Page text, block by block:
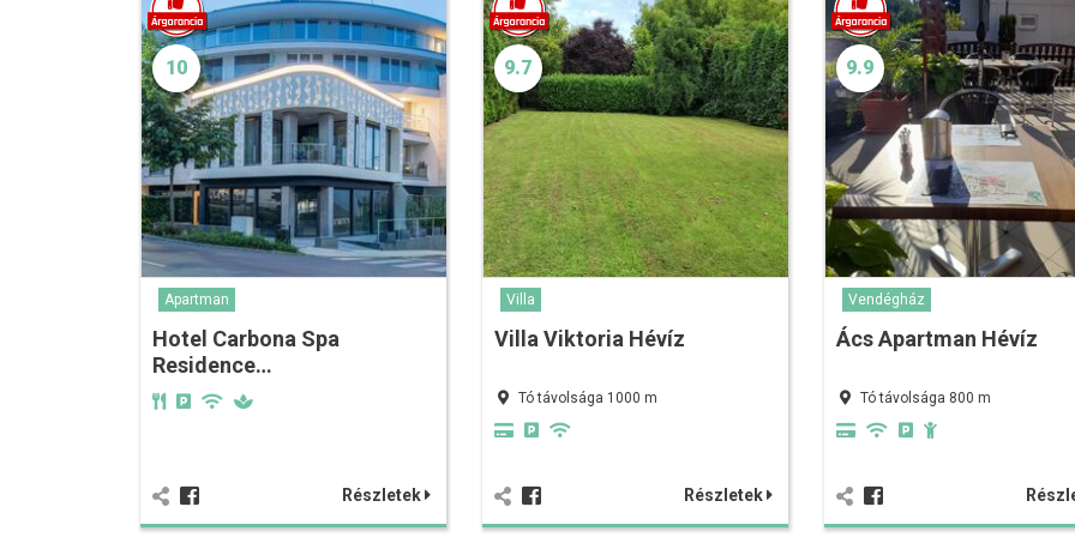
10
Apartman
Hotel Carbona Spa
Residence…
Részletek
9.7
Villa
Villa Viktoria Hévíz
Tó távolsága 1000 m
Részletek
9.9
Vendégház
Ács Apartman Hévíz
Tó távolsága 800 m